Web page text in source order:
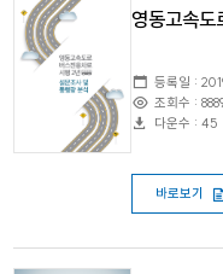
등록일 :
조회수 :
다운수 : 45
바로보기